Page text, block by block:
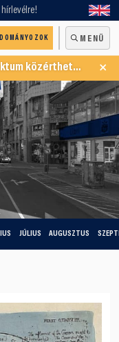
hírlevélre!
MENÜ
közérthetően ×
JÚLIUS AUGUSZTUS